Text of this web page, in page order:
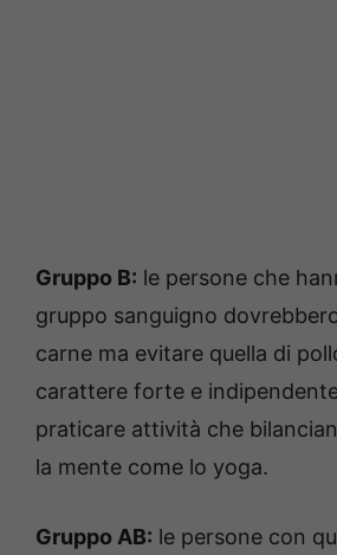
Gruppo B: le persone che
gruppo sanguigno
carne ma evitare quella di
carattere forte e
praticare attività che
la mente come lo yoga.
Gruppo AB: le persone con